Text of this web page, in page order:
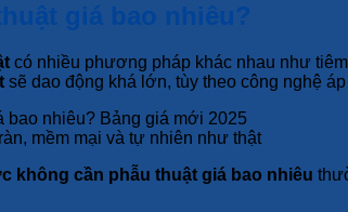
giá bao nhiêu?
có nhiều phương pháp khác nhau như
sẽ dao động khá lớn, tùy theo công nghệ
mềm mại và tự nhiên như thật
không cần phẫu thuật giá bao nhiêu